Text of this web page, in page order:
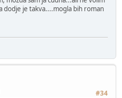
dodje je takva....mogla bih roman
#34